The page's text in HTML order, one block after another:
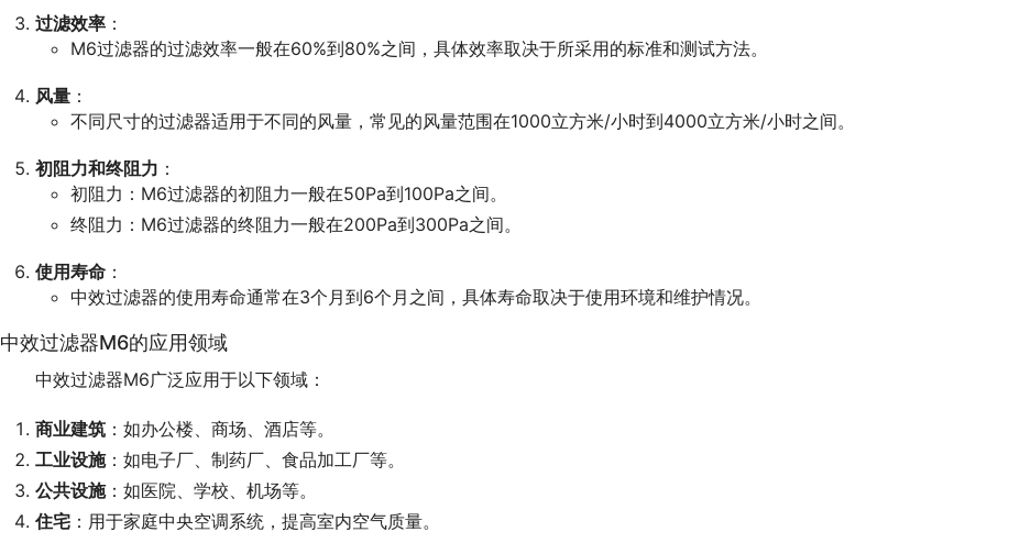
过滤效率 ：
M6过滤器的过滤效率一般在60%到80%之间，具体效率取决于所采用的标准和测试方法。
风量 ：
不同尺寸的过滤器适用于不同的风量，常见的风量范围在1000立方米/小时到4000立方米/小时之间。
初阻力和终阻力 ：
初阻力：M6过滤器的初阻力一般在50Pa到100Pa之间。
终阻力：M6过滤器的终阻力一般在200Pa到300Pa之间。
使用寿命 ：
中效过滤器的使用寿命通常在3个月到6个月之间，具体寿命取决于使用环境和维护情况。
中效过滤器M6的应用领域
中效过滤器M6广泛应用于以下领域：
商业建筑 ：如办公楼、商场、酒店等。
工业设施：如电子厂、制药厂、食品加工厂等。
公共设施：如医院、学校、机场等。
住宅 ：用于家庭中央空调系统，提高室内空气质量。